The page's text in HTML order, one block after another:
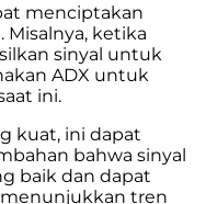
menciptakan
Misalnya, ketika
sinyal untuk
ADX untuk
ini.
kuat, ini dapat
bahwa sinyal
baik dan dapat
menunjukkan tren